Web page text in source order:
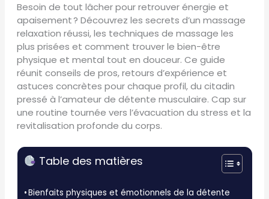
Besoin de tout lâcher pour retrouver énergie et
apaisement ? Découvrez les secrets d’un massage
relaxation réussi, les techniques de massage les
plus prisées et comment trouver le bien-être
physique et mental tout en douceur. Ce guide
réunit conseils de pros, retours d’expérience et
astuces concrètes pour chaque profil, du citadin
pressé à l’amateur de détente musculaire. Cap sur
une routine tournée vers l’évacuation du stress et la
revitalisation profonde du corps.
Table des matières
Bienfaits physiques et émotionnels de la détente